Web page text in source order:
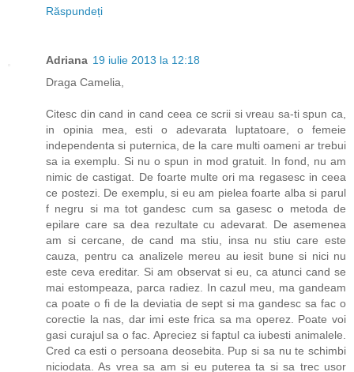
Răspundeți
Adriana 19 iulie 2013 la 12:18
Draga Camelia,
Citesc din cand in cand ceea ce scrii si vreau sa-ti spun ca,
in opinia mea, esti o adevarata luptatoare, o femeie
independenta si puternica, de la care multi oameni ar trebui
sa ia exemplu. Si nu o spun in mod gratuit. In fond, nu am
nimic de castigat. De foarte multe ori ma regasesc in ceea
ce postezi. De exemplu, si eu am pielea foarte alba si parul
f negru si ma tot gandesc cum sa gasesc o metoda de
epilare care sa dea rezultate cu adevarat. De asemenea
am si cercane, de cand ma stiu, insa nu stiu care este
cauza, pentru ca analizele mereu au iesit bune si nici nu
este ceva ereditar. Si am observat si eu, ca atunci cand se
mai estompeaza, parca radiez. In cazul meu, ma gandeam
ca poate o fi de la deviatia de sept si ma gandesc sa fac o
corectie la nas, dar imi este frica sa ma operez. Poate voi
gasi curajul sa o fac. Apreciez si faptul ca iubesti animalele.
Cred ca esti o persoana deosebita. Pup si sa nu te schimbi
niciodata. As vrea sa am si eu puterea ta si sa trec usor